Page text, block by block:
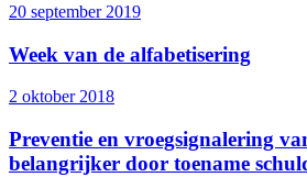
20 september 2019
Week van de alfabetisering
2 oktober 2018
Preventie en vroegsignalering
belangrijker door toename